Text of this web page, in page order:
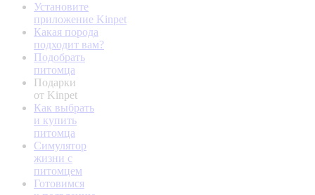
Установите
приложение Kinpet
Какая порода
подходит вам?
Подобрать
питомца
Подарки
от Kinpet
Как выбрать
и купить
питомца
Симулятор
жизни с
питомцем
Готовимся